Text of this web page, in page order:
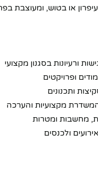
או בטוש, ומעוצבת
ורעיונות בסגנון מקצועי
ופרויקטים
ותכנונים
מקצועיות והערכה
מחשבות ומטרות
ולכנסים